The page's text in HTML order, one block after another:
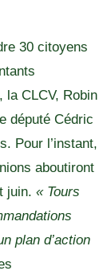
30 citoyens
la CLCV, Robin
député Cédric
Pour l’instant,
aboutiront
juin. « Tours
plan d’action